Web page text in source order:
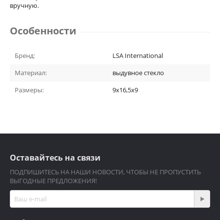
вручную.
Особенности
Бренд:
LSA International
Материал:
выдувное стекло
Размеры:
9x16,5x9
Оставайтесь на связи
ПОДПИШИТЕСЬ НА НАШИ НОВОСТИ, ЧТОБЫ НЕ ПРОПУСТИТЬ
ВЫГОДНЫЕ ПРЕДЛОЖЕНИЯ!